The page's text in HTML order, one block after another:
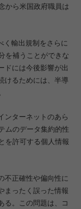
から米国政府職員は
く輸出規制をさらに
を補うことができな
ドには今後影響が出
けるためには、半導
ンターネットのあら
ムのデータ集約的性
を許可する個人情報
不正確性や偏向性に
まったく誤った情報
る。この問題は、コ